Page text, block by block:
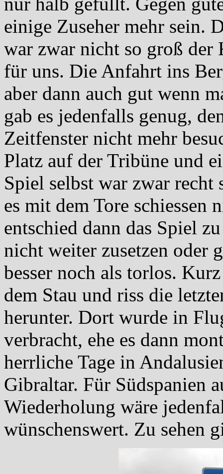
einige Zuseher mehr sein.
war zwar nicht so groß der
für uns. Die Anfahrt ins
aber dann auch gut wenn
gab es jedenfalls genug,
Zeitfenster nicht mehr
Platz auf der Tribüne und
Spiel selbst war zwar
es mit dem Tore schiessen
entschied dann das Spiel
nicht weiter zusetzen oder
besser noch als torlos.
dem Stau und riss die
herunter. Dort wurde in
verbracht, ehe es dann
herrliche Tage in
Gibraltar. Für Südspanien
Wiederholung wäre
wünschenswert. Zu sehen